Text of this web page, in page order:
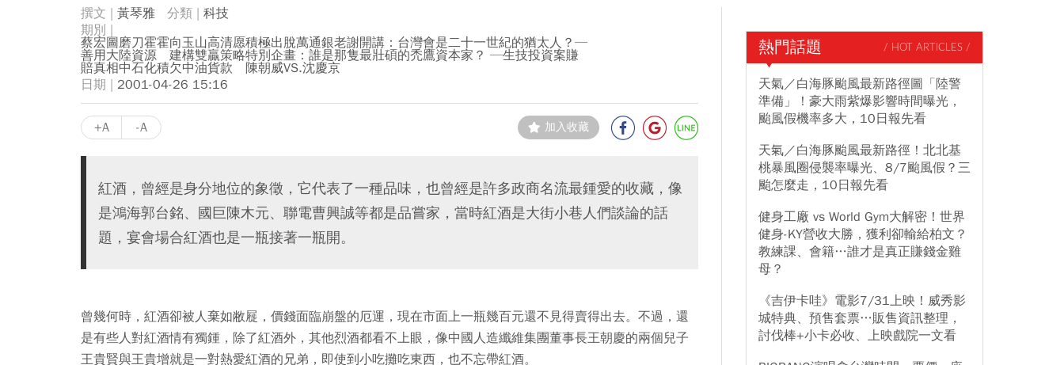
黃琴雅
科技
蔡宏圖磨刀霍霍向玉山高清愿積極出脫萬通銀老謝開講：台灣會是二十一世紀的猶太人？─
善用大陸資源 建構雙贏策略特別企畫：誰是那隻最壯碩的禿鷹資本家？ ─生技投資案賺
賠真相中石化積欠中油貨款 陳朝威VS.沈慶京
2001-04-26 15:16
+A -A 加入收藏
紅酒，曾經是身分地位的象徵，它代表了一種品味，也曾經是許多政商名流最鍾愛的收藏，像
是鴻海郭台銘、國巨陳木元、聯電曹興誠等都是品嘗家，當時紅酒是大街小巷人們談論的話
題，宴會場合紅酒也是一瓶接著一瓶開。
曾幾何時，紅酒卻被人棄如敝屣，價錢面臨崩盤的厄運，現在市面上一瓶幾百元還不見得賣得出去。不過，還
是有些人對紅酒情有獨鍾，除了紅酒外，其他烈酒都看不上眼，像中國人造纖維集團董事長王朝慶的兩個兒子
王貴賢與王貴增就是一對熱愛紅酒的兄弟，即使到小吃攤吃東西，也不忘帶紅酒。
熱門話題 / HOT ARTICLES /
天氣／白海豚颱風最新路徑圖「陸警
準備」！豪大雨紫爆影響時間曝光，
颱風假機率多大，10日報先看
天氣／白海豚颱風最新路徑！北北基
桃暴風圈侵襲率曝光、8/7颱風假？三
颱怎麼走，10日報先看
健身工廠 vs World Gym大解密！世界
健身-KY營收大勝，獲利卻輸給柏文？
教練課、會籍…誰才是真正賺錢金雞
母？
《吉伊卡哇》電影7/31上映！威秀影
城特典、預售套票…販售資訊整理，
討伐棒+小卡必收、上映戲院一文看